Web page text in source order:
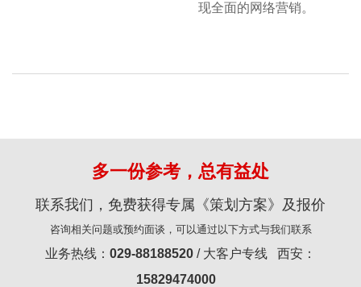
现全面的网络营销。
多一份参考，总有益处
联系我们，免费获得专属《策划方案》及报价
咨询相关问题或预约面谈，可以通过以下方式与我们联系
业务热线： 029-88188520 / 大客户专线 西安：
15829474000